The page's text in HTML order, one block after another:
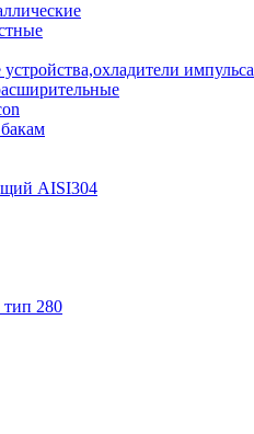
импульса
AISI304
280